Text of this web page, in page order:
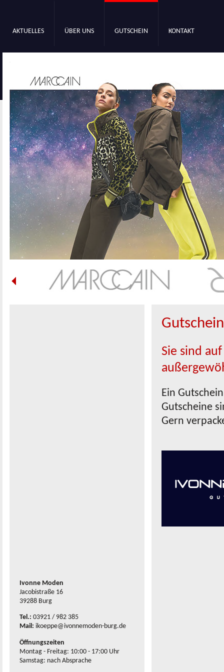
AKTUELLES ÜBER UNS GUTSCHEIN KONTAKT
Gutschein
Sie sind
Ein
Gutscheine
Gern
Ivonne Moden
Jacobistraße 16
39288 Burg
Tel.: 03921 / 982 385
Mail: ikoeppe@ivonnemoden-burg.de
Öffnungszeiten
Montag - Freitag: 10:00 - 17:00 Uhr
Samstag: nach Absprache